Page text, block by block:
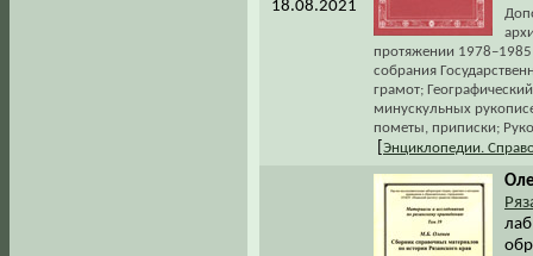
18.08.2021
протяжении
собрания
грамот;
минускульных
пометы, приписки;
Энциклопедии.